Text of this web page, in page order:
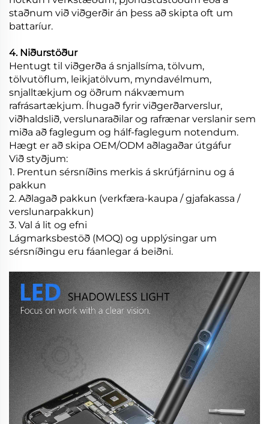
staðnum við viðgerðir án þess að skipta oft um
battaríur.
4. Niðurstöður
Hentugt til viðgerða á snjallsíma, tölvum,
tölvutöflum, leikjatölvum, myndavélmum,
snjalltækjum og öðrum nákvæmum
rafrásartækjum. Íhugað fyrir viðgerðarverslur,
viðhaldslið, verslunaraðilar og rafrænar verslanir sem
miða að faglegum og hálf-faglegum notendum.
Hægt er að skipa OEM/ODM aðlagaðar útgáfur
Við styðjum:
1. Prentun sérsníðins merkis á skrúfjárninu og á
pakkun
2. Aðlagað pakkun (verkfæra-kaupa / gjafakassa /
verslunarpakkun)
3. Val á lit og efni
Lágmarksbestöð (MOQ) og upplýsingar um
sérsníðingu eru fáanlegar á beiðni.